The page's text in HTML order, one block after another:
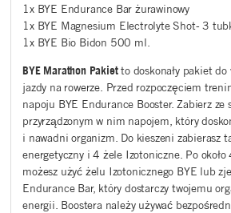
1x BYE Endurance Bar żurawinowy
1x BYE Magnesium Electrolyte Shot- 3
1x BYE Bio Bidon 500 ml.
BYE Marathon Pakietto doskonały pakiet do
jazdy na rowerze. Przed rozpoczęciem
napoju BYE Endurance Booster. Zabierz ze
przyrządzonym w nim napojem, który
i nawadni organizm. Do kieszeni zabierasz
energetyczny i 4 żele Izotoniczne. Po
możesz użyć żelu Izotonicznego BYE lub
Endurance Bar, który dostarczy twojemu
energii. Boostera należy używać